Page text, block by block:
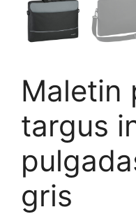
Maletin
targus
gris